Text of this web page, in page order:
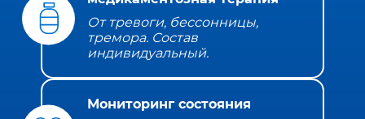
От тревоги, бессонницы,
тремора. Состав
индивидуальный.
Мониторинг состояния